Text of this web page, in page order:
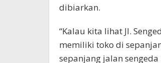
dibiarkan.
“Kalau kita lihat Jl.
memiliki toko di
sepanjang jalan